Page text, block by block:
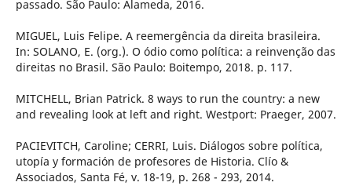
passado. São Paulo: Alameda, 2016.
MIGUEL, Luis Felipe. A reemergência da direita brasileira.
In: SOLANO, E. (org.). O ódio como política: a reinvenção das
direitas no Brasil. São Paulo: Boitempo, 2018. p. 117.
MITCHELL, Brian Patrick. 8 ways to run the country: a new
and revealing look at left and right. Westport: Praeger, 2007.
PACIEVITCH, Caroline; CERRI, Luis. Diálogos sobre política,
utopía y formación de profesores de Historia. Clío &
Associados, Santa Fé, v. 18-19, p. 268 - 293, 2014.